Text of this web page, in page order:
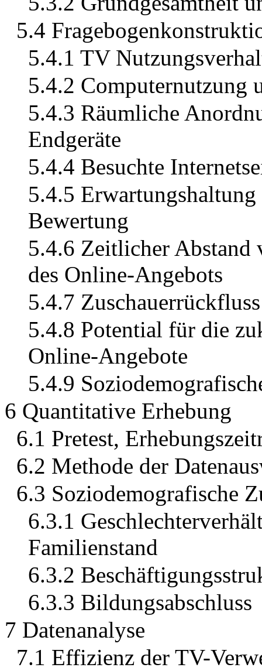
5.4
5.4.1 TV
5.4.2 Computernutzung
5.4.3 Räumliche
Endgeräte
5.4.4 Besuchte
5.4.5
Bewertung
5.4.6 Zeitlicher Abstand
des Online-Angebots
5.4.7
5.4.8 Potential für die
Online-Angebote
5.4.9
6 Quantitative Erhebung
6.1 Pretest,
6.2 Methode der
6.3 Soziodemografische
6.3.1
Familienstand
6.3.2
6.3.3 Bildungsabschluss
7 Datenanalyse
7.1 Effizienz der TV-